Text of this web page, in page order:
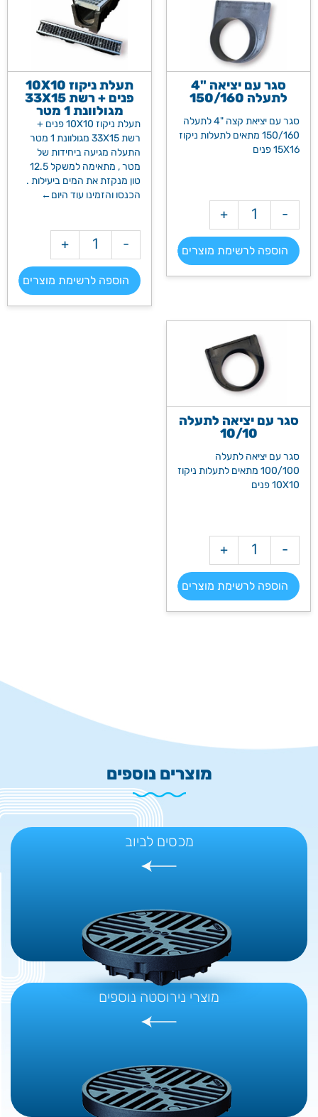
סגר עם יציאה "4
לתעלה 150/160
סגר עם יציאת קצה "4 לתעלה
150/160 מתאים לתעלות ניקוז
15X16 פנים
מק"ט: 2218
-
+
הוספה לרשימת מוצרים >>
תעלת ניקוז 10X10
פנים + רשת 33X15
מגולוונת 1 מטר
תעלת ניקוז 10X10 פנים +
רשת 33X15 מגולוונת 1 מטר
התעלה מגיעה ביחידות של
מטר , מתאימה למשקל 12.5
טון מנקזת את המים ביעילות .
הכנסו והזמינו עוד היום←
מק"ט: 2236
-
+
הוספה לרשימת מוצרים >>
סגר עם יציאה לתעלה
10/10
סגר עם יציאה לתעלה
100/100 מתאים לתעלות ניקוז
10X10 פנים
מק"ט: 2217
-
+
הוספה לרשימת מוצרים >>
מוצרים נוספים
מכסים לביוב
מוצרי נירוסטה נוספים